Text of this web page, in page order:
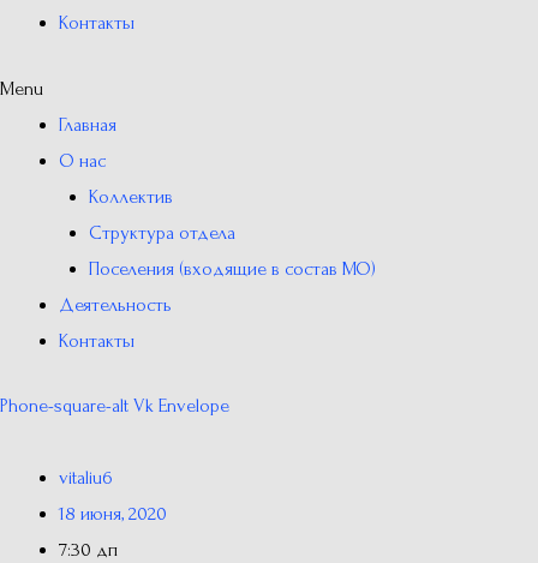
Контакты
Menu
Главная
О нас
Коллектив
Структура отдела
Поселения (входящие в состав МО)
Деятельность
Контакты
Phone-square-alt Vk Envelope
vitaliu6
18 июня, 2020
7:30 дп